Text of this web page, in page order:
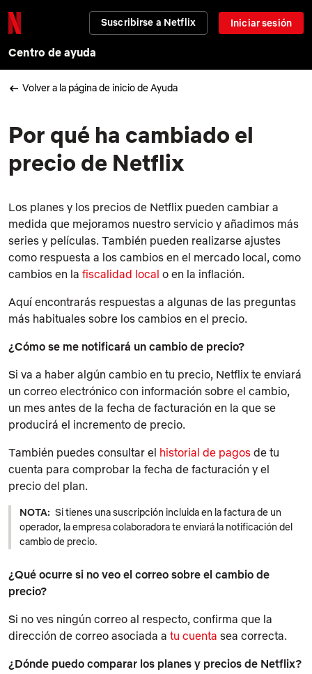
Suscribirse a Netflix Iniciar sesión
Centro de ayuda
Volver a la página de inicio de Ayuda
Por qué ha cambiado el
precio de Netflix
Los planes y los precios de Netflix pueden cambiar a
medida que mejoramos nuestro servicio y añadimos más
series y películas. También pueden realizarse ajustes
como respuesta a los cambios en el mercado local, como
cambios en la fiscalidad local o en la inflación.
Aquí encontrarás respuestas a algunas de las preguntas
más habituales sobre los cambios en el precio.
¿Cómo se me notificará un cambio de precio?
Si va a haber algún cambio en tu precio, Netflix te enviará
un correo electrónico con información sobre el cambio,
un mes antes de la fecha de facturación en la que se
producirá el incremento de precio.
También puedes consultar el historial de pagos de tu
cuenta para comprobar la fecha de facturación y el
precio del plan.
NOTA: Si tienes una suscripción incluida en la factura de un
operador, la empresa colaboradora te enviará la notificación del
cambio de precio.
¿Qué ocurre si no veo el correo sobre el cambio de
precio?
Si no ves ningún correo al respecto, confirma que la
dirección de correo asociada a tu cuenta sea correcta.
¿Dónde puedo comparar los planes y precios de Netflix?